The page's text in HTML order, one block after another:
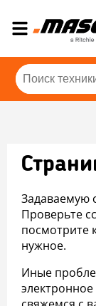
Задаваемую
Проверьте
посмотрите
нужное.
Иные